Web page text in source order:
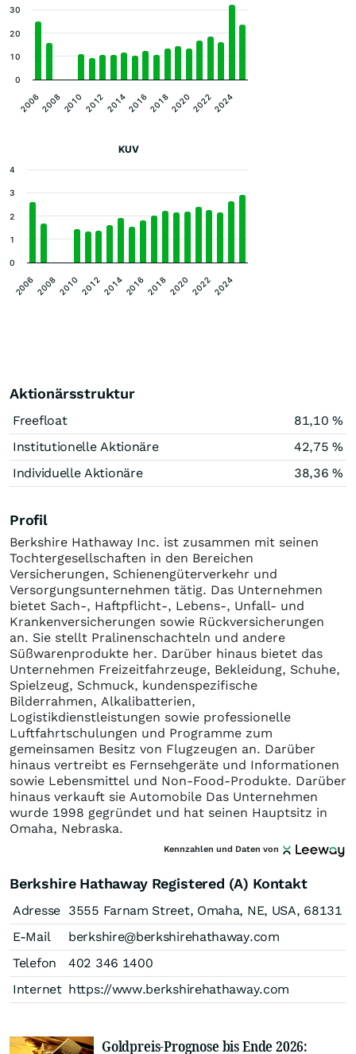
200620082010 2012201420162018202020222024
0
10
20
30
KUV
200620082010 20122014201620182020 20222024
0
1
2
3
4
Aktionärsstruktur
Freefloat
81,10 %
Institutionelle Aktionäre
42,75 %
Individuelle Aktionäre
38,36 %
Profil
Berkshire Hathaway Inc. ist zusammen mit seinen
Tochtergesellschaften in den Bereichen
Versicherungen, Schienengüterverkehr und
Versorgungsunternehmen tätig. Das Unternehmen
bietet Sach-, Haftpflicht-, Lebens-, Unfall- und
Krankenversicherungen sowie Rückversicherungen
an. Sie stellt Pralinenschachteln und andere
Süßwarenprodukte her. Darüber hinaus bietet das
Unternehmen Freizeitfahrzeuge, Bekleidung, Schuhe,
Spielzeug, Schmuck, kundenspezifische
Bilderrahmen, Alkalibatterien,
Logistikdienstleistungen sowie professionelle
Luftfahrtschulungen und Programme zum
gemeinsamen Besitz von Flugzeugen an. Darüber
hinaus vertreibt es Fernsehgeräte und Informationen
sowie Lebensmittel und Non-Food-Produkte. Darüber
hinaus verkauft sie Automobile Das Unternehmen
wurde 1998 gegründet und hat seinen Hauptsitz in
Omaha, Nebraska.
Kennzahlen und Daten von
Berkshire Hathaway Registered (A) Kontakt
Adresse 3555 Farnam Street, Omaha, NE, USA, 68131
E-Mail
berkshire@berkshirehathaway.com
Telefon
402 346 1400
Internet https://www.berkshirehathaway.com
Goldpreis-Prognose bis Ende 2026: